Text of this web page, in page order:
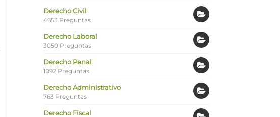
Derecho Civil
4653 Preguntas
Derecho Laboral
3050 Preguntas
Derecho Penal
1092 Preguntas
Derecho Administrativo
763 Preguntas
Derecho Fiscal